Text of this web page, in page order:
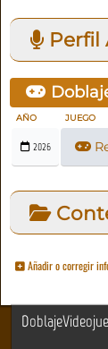
Perfil
AÑO JUEGO
2026
Añadir o corregir